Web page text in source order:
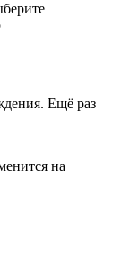
Ещё раз
на